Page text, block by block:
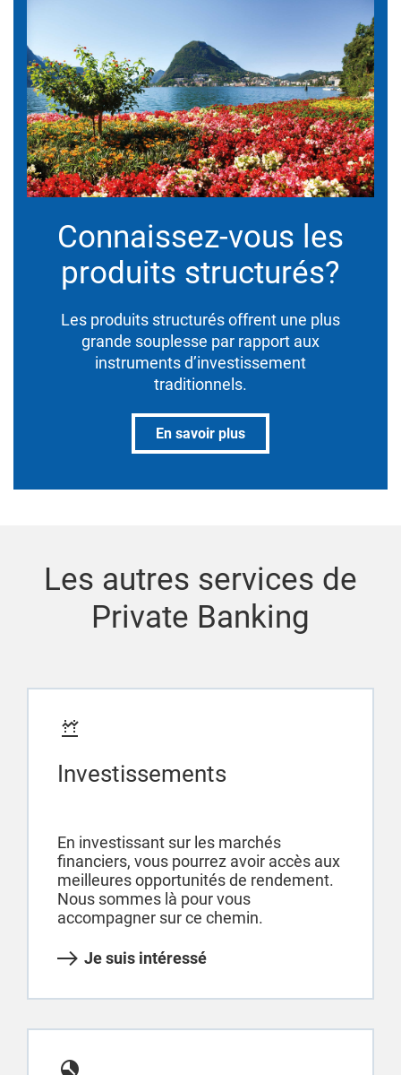
Connaissez-vous les
produits structurés?
Les produits structurés offrent une plus
grande souplesse par rapport aux
instruments d’investissement
traditionnels.
En savoir plus
Les autres services de
Private Banking
Investissements
En investissant sur les marchés
financiers, vous pourrez avoir accès aux
meilleures opportunités de rendement.
Nous sommes là pour vous
accompagner sur ce chemin.
Je suis intéressé